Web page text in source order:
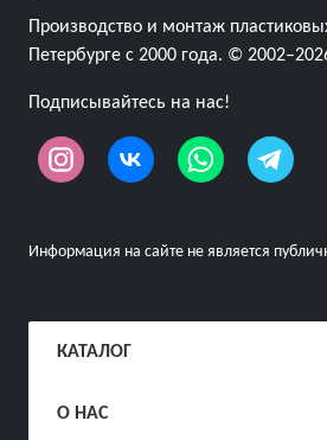
Производство и монтаж
Петербурге с 2000 года. ©
Подписывайтесь на нас!
Информация на сайте не является
КАТАЛОГ
О НАС